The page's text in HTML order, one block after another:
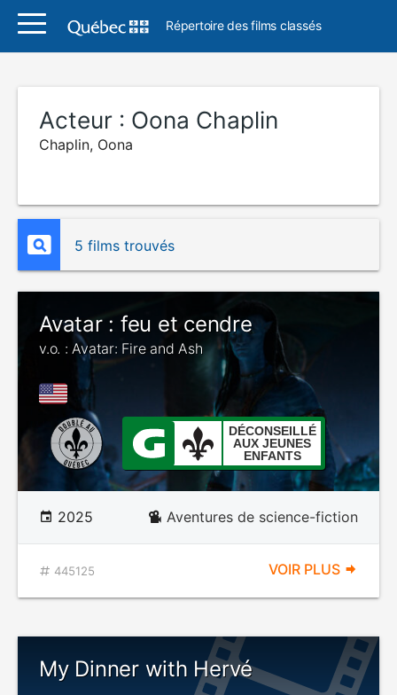
Répertoire des films classés
Acteur : Oona Chaplin
Chaplin, Oona
5 films trouvés
Avatar : feu et cendre
v.o. : Avatar: Fire and Ash
DÉCONSEILLÉ
AUX JEUNES
ENFANTS
2025 Aventures de science-fiction
445125 VOIR PLUS
My Dinner with Hervé